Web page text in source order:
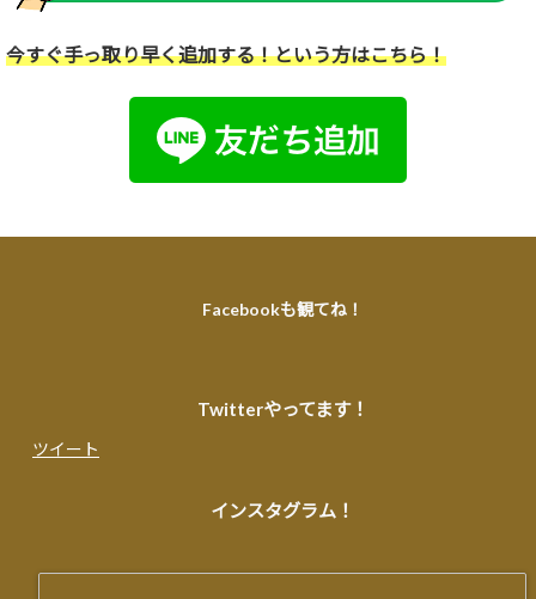
今すぐ手っ取り早く追加する！という方はこちら！
Facebookも観てね！
Twitterやってます！
ツイート
インスタグラム！